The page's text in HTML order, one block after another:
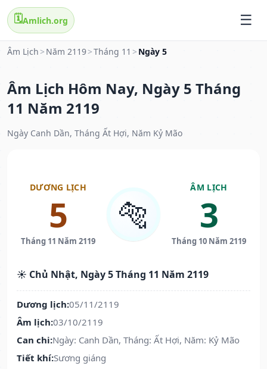
🗓️Amlich.org
Âm Lịch > Năm 2119>Tháng 11 > Ngày 5
Âm Lịch Hôm Nay, Ngày 5 Tháng
11 Năm 2119
Ngày Canh Dần, Tháng Ất Hợi, Năm Kỷ Mão
DƯƠNG LỊCH
5
Tháng 11 Năm 2119
🐅
ÂM LỊCH
3
Tháng 10 Năm 2119
☀️ Chủ Nhật, Ngày 5 Tháng 11 Năm 2119
Dương lịch:05/11/2119
Âm lịch:03/10/2119
Can chi:Ngày: Canh Dần, Tháng: Ất Hợi, Năm: Kỷ Mão
Tiết khí:Sương giáng